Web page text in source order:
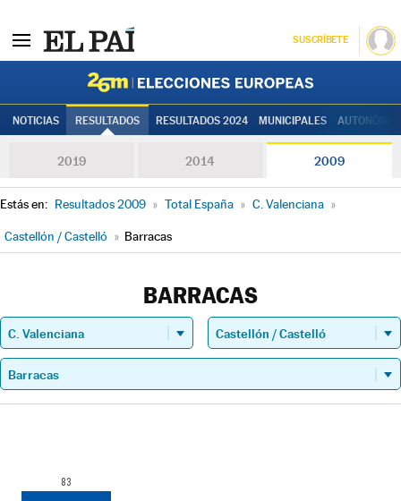
SUSCRÍBETE
NOTICIAS RESULTADOS RESULTADOS 2024 MUNICIPALES
2019 2014 2009
Estás en: Resultados 2009 » Total España » C. Valenciana »
Castellón / Castelló » Barracas
BARRACAS
83